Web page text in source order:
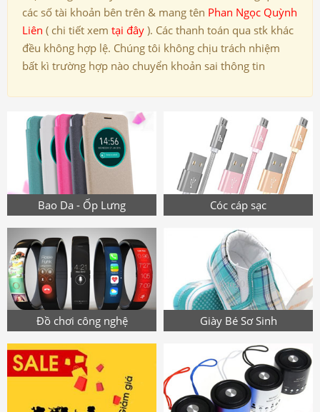
các số tài khoản bên trên & mang tên Phan Ngọc Quỳnh
Liên ( chi tiết xem tại đây ). Các thanh toán qua stk khác
đều không hợp lệ. Chúng tôi không chịu trách nhiệm
bất kì trường hợp nào chuyển khoản sai thông tin
Bao Da - Ốp Lưng Cóc cáp sạc
Đồ chơi công nghệ Giày Bé Sơ Sinh